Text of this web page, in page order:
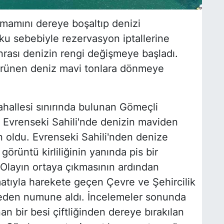
dereye boşaltıp denizi
sebebiyle rezervasyon iptallerine
denizin rengi değişmeye başladı.
deniz mavi tonlara dönmeye
sınırında bulunan Gömeçli
Sahili'nde denizin maviden
Evrenseki Sahili'nden denize
kirliliğinin yanında pis bir
ortaya çıkmasının ardından
harekete geçen Çevre ve Şehircilik
numune aldı. İncelemeler sonunda
bir besi çiftliğinden dereye bırakılan